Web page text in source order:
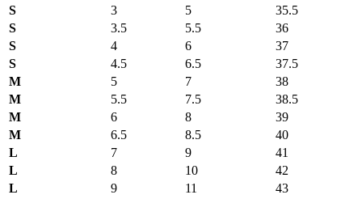
S
3 5
35.5
S
3.5 5.5
36
S
4 6
37
S
4.5 6.5
37.5
M
5 7
38
M
5.5 7.5
38.5
M
6 8
39
M
6.5 8.5
40
L
7 9
41
L
8 10
42
L
9 11
43